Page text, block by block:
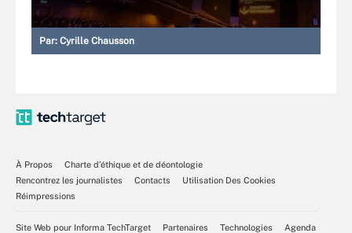
Par: Cyrille Chausson
À Propos
Charte d’éthique et de déontologie
Rencontrez les journalistes
Contacts
Utilisation Des Cookies
Réimpressions
Site Web pour Informa TechTarget Partenaires Technologies
Agenda